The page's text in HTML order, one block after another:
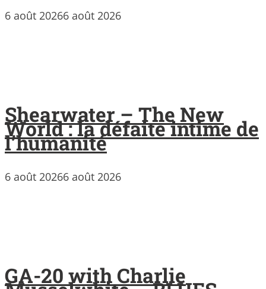
6 août 20266 août 2026
Shearwater – The New
World : la défaite intime de
l’humanité
6 août 20266 août 2026
GA-20 with Charlie